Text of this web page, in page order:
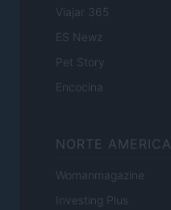
Viajar 365
ES Newz
Pet Story
Encocina
NORTE AMERICA
Womanmagazine
Investing Plus